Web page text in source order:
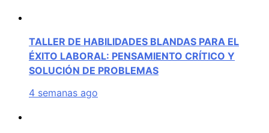
TALLER DE HABILIDADES BLANDAS PARA EL
ÉXITO LABORAL: PENSAMIENTO CRÍTICO Y
SOLUCIÓN DE PROBLEMAS
4 semanas ago